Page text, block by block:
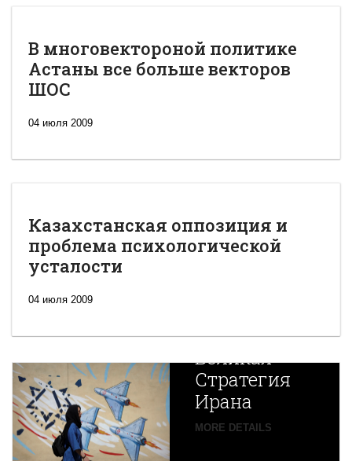
В многовектороной политике
Астаны все больше векторов
ШОС
04 июля 2009
Казахстанская оппозиция и
проблема психологической
усталости
04 июля 2009
Новая
Великая
Стратегия
Ирана
MORE DETAILS
Путин